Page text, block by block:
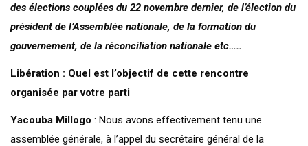
des élections couplées du 22 novembre dernier, de l’élection du
président de l’Assemblée nationale, de la formation du
gouvernement, de la réconciliation nationale etc…..
Libération : Quel est l’objectif de cette rencontre
organisée par votre parti
Yacouba Millogo : Nous avons effectivement tenu une
assemblée générale, à l’appel du secrétaire général de la